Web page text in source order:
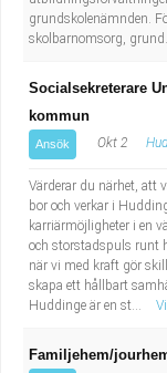
grundskolenämnden.
skolbarnomsorg,
Socialsekreterare
kommun
Ansök Okt 2
Värderar du närhet, att
bor och verkar i
karriärmöjligheter i en
och storstadspuls runt
när vi med kraft gör
skapa ett hållbart
Huddinge är en st...
Familjehem/